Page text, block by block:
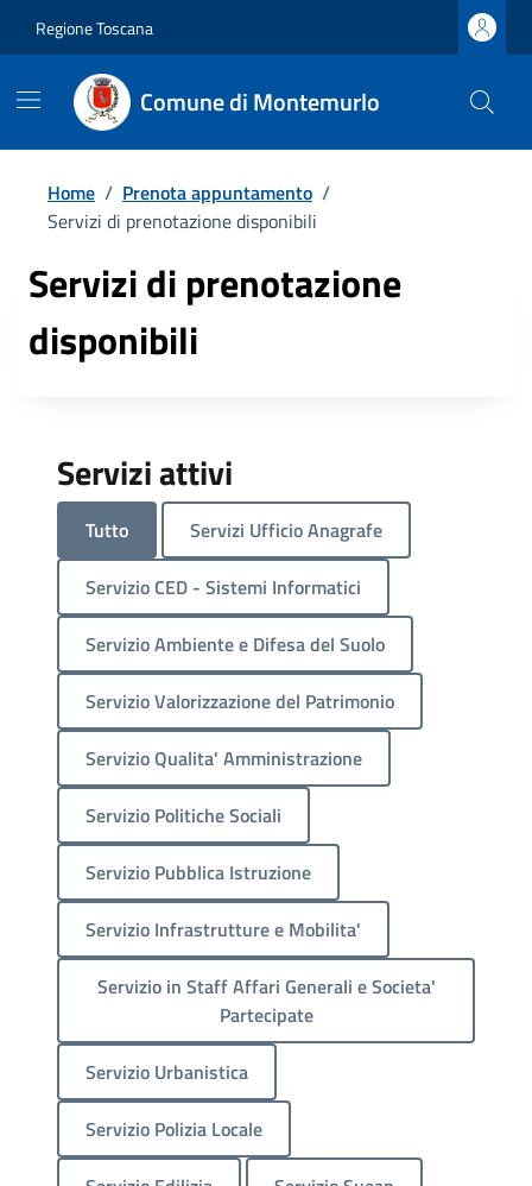
Regione Toscana
Comune di Montemurlo
Home / Prenota appuntamento /
Servizi di prenotazione disponibili
Servizi di prenotazione
disponibili
Servizi attivi
Tutto
Servizi Ufficio Anagrafe
Servizio CED - Sistemi Informatici
Servizio Ambiente e Difesa del Suolo
Servizio Valorizzazione del Patrimonio
Servizio Qualita' Amministrazione
Servizio Politiche Sociali
Servizio Pubblica Istruzione
Servizio Infrastrutture e Mobilita'
Servizio in Staff Affari Generali e Societa'
Partecipate
Servizio Urbanistica
Servizio Polizia Locale